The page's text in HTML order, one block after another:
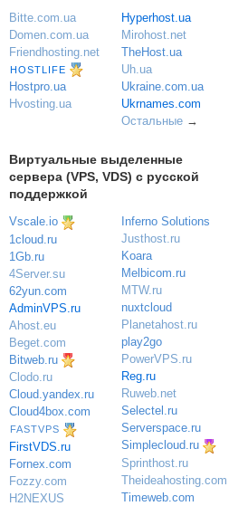
Bitte.com.ua
Domen.com.ua
Friendhosting.net
HOSTLIFE
Hostpro.ua
Hvosting.ua
Hyperhost.ua
Mirohost.net
TheHost.ua
Uh.ua
Ukraine.com.ua
Ukrnames.com
Остальные→
Виртуальные выделенные
сервера (VPS, VDS) с русской
поддержкой
Vscale.io
1cloud.ru
1Gb.ru
4Server.su
62yun.com
AdminVPS.ru
Ahost.eu
Beget.com
Bitweb.ru
Clodo.ru
Cloud.yandex.ru
Cloud4box.com
FASTVPS
FirstVDS.ru
Fornex.com
Fozzy.com
H2NEXUS
Inferno Solutions
Justhost.ru
Koara
Melbicom.ru
MTW.ru
nuxtcloud
Planetahost.ru
play2go
PowerVPS.ru
Reg.ru
Ruweb.net
Selectel.ru
Serverspace.ru
Simplecloud.ru
Sprinthost.ru
Theideahosting.com
Timeweb.com